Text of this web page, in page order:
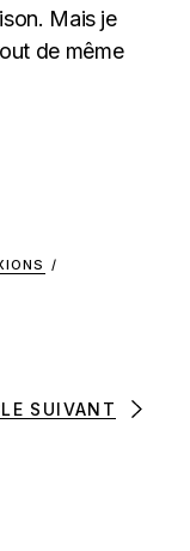
Mais je
de même
/
SUIVANT